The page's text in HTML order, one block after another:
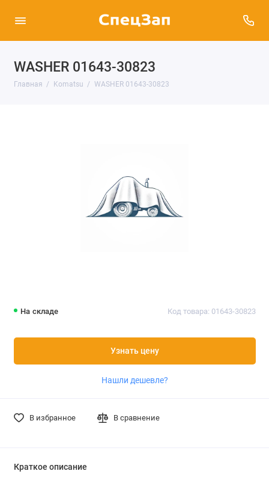
WASHER 01643-30823
Главная Komatsu WASHER 01643-30823
На складе Код товара: 01643-30823
Узнать цену
Нашли дешевле?
В избранное В сравнение
Краткое описание